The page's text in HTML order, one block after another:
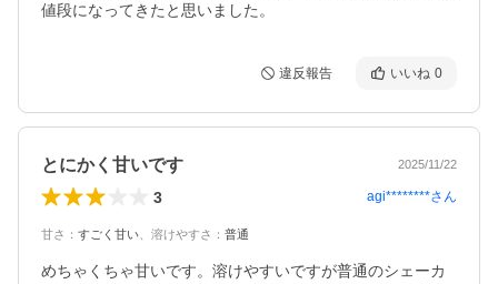
値段になってきたと思いました。
違反報告 いいね 0
とにかく甘いです 2025/11/22
3 agi********さん
甘さ ： すごく甘い 溶けやすさ ： 普通
めちゃくちゃ甘いです。溶けやすいですが普通のシェーカ